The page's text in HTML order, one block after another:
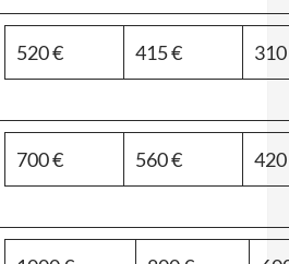
520 € 415 €
700 € 560 €